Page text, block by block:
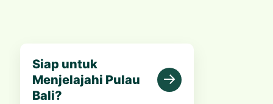
Siap untuk
Menjelajahi Pulau
Bali?
→